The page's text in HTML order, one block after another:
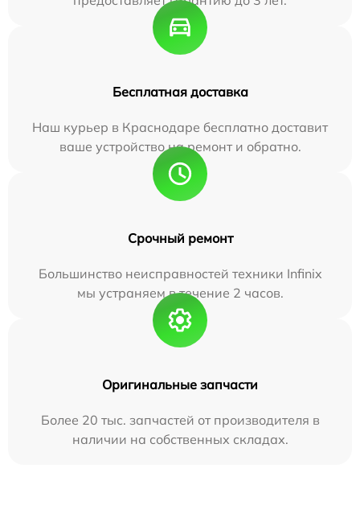
Бесплатная доставка
Наш курьер в Краснодаре бесплатно доставит
ваше устройство на ремонт и обратно.
Срочный ремонт
Большинство неисправностей техники Infinix
мы устраняем в течение 2 часов.
Оригинальные запчасти
Более 20 тыс. запчастей от производителя в
наличии на собственных складах.